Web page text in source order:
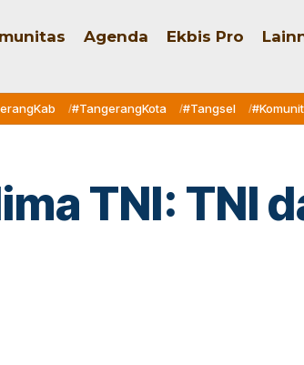
Agenda Ekbis Pro
#TangerangKota #Tangsel
TNI: TNI